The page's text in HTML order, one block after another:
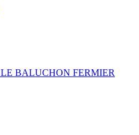
LE BALUCHON FERMIER